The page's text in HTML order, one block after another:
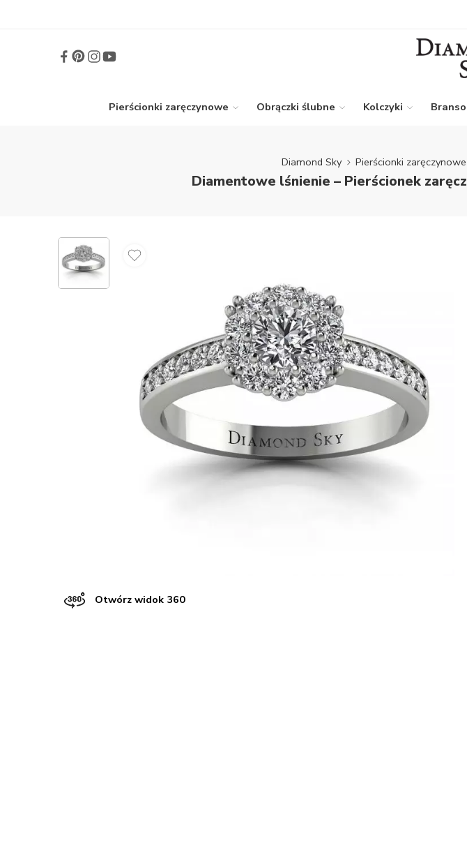
Pierścionki zaręczynowe Obrączki ślubne Kolczyki
Diamond Sky Pierścionki zaręczynowe
Diamentowe lśnienie – Pierścionek
Otwórz widok 360